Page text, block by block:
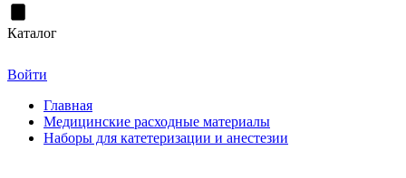
Каталог
Войти
Главная
Медицинские расходные материалы
Наборы для катетеризации и анестезии